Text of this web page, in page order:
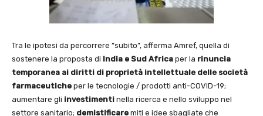
Tra le ipotesi da percorrere ”subito”, afferma Amref, quella di
sostenere la proposta di India e Sud Africa per la rinuncia
temporanea ai diritti di proprietà intellettuale delle società
farmaceutiche per le tecnologie / prodotti anti-COVID-19;
aumentare gli investimenti nella ricerca e nello sviluppo nel
settore sanitario; demistificare miti e idee sbagliate che